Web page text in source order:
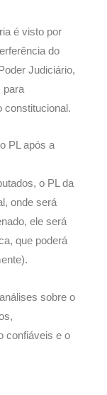
é visto por
do
Judiciário,
para
constitucional.
PL após a
o PL da
onde será
ele será
que poderá
sobre o
confiáveis e o